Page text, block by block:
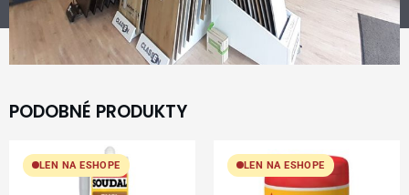
PODOBNÉ PRODUKTY
LEN NA ESHOPE LEN NA ESHOPE